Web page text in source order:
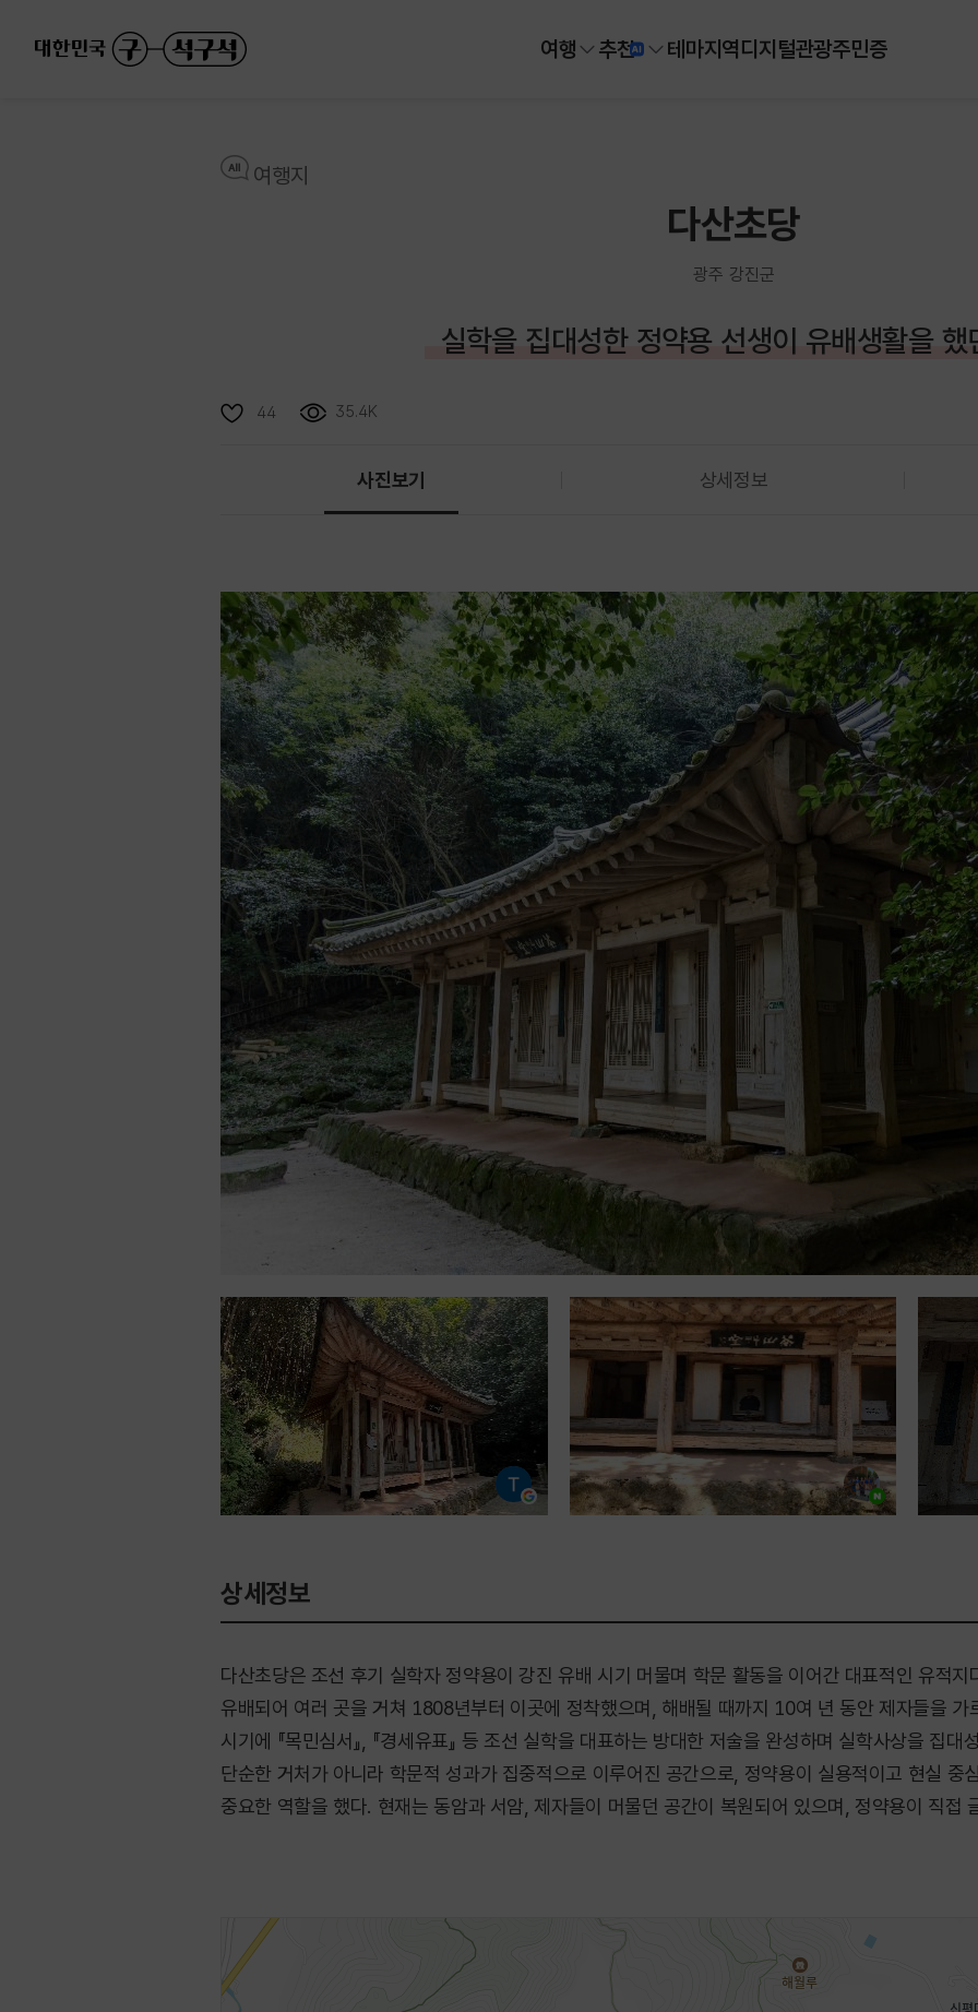
여행 추천 테마지역디지털관광주민증
여행지
다산초당
광주 강진군
실학을 집대성한 정약용 선생이 유배생활을 했
44 35.4K
사진보기 상세정보
상세정보
다산초당은 조선 후기 실학자 정약용이 강진 유배 시기 머물며 학문 활동을 이어간 대표적인 유적
유배되어 여러 곳을 거쳐 1808년부터 이곳에 정착했으며, 해배될 때까지 10여 년 동안 제자들을 가
시기에 『목민심서』, 『경세유표』 등 조선 실학을 대표하는 방대한 저술을 완성하며 실학사상을 집
단순한 거처가 아니라 학문적 성과가 집중적으로 이루어진 공간으로, 정약용이 실용적이고 현실 중
중요한 역할을 했다. 현재는 동암과 서암, 제자들이 머물던 공간이 복원되어 있으며, 정약용이 직접